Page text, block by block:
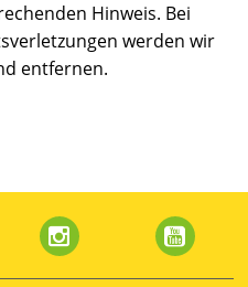
Hinweis. Bei
werden wir
entfernen.